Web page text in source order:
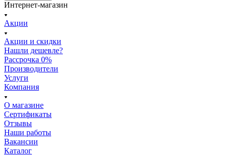
Интернет-магазин
Акции
Акции и скидки
Нашли дешевле?
Рассрочка 0%
Производители
Услуги
Компания
О магазине
Сертификаты
Отзывы
Наши работы
Вакансии
Каталог